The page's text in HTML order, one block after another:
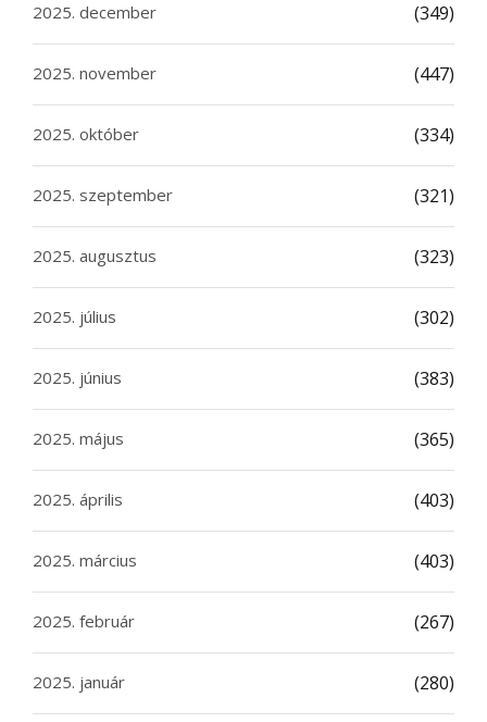
2025. december (349)
2025. november (447)
2025. október (334)
2025. szeptember (321)
2025. augusztus (323)
2025. július (302)
2025. június (383)
2025. május (365)
2025. április (403)
2025. március (403)
2025. február (267)
2025. január (280)